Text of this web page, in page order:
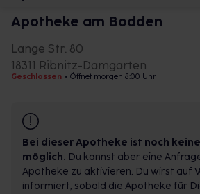
Apotheke am Bodden
Lange Str. 80
18311 Ribnitz-Damgarten
Geschlossen • Öffnet morgen 8:00 Uhr
Bei dieser Apotheke ist noch
möglich. Du kannst aber eine
Apotheke zu aktivieren. Du wirst auf
informiert, sobald die Apotheke für